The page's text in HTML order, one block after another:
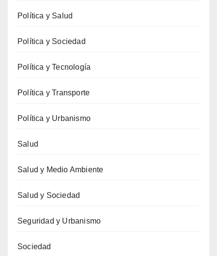
Política y Salud
Política y Sociedad
Política y Tecnología
Política y Transporte
Política y Urbanismo
Salud
Salud y Medio Ambiente
Salud y Sociedad
Seguridad y Urbanismo
Sociedad